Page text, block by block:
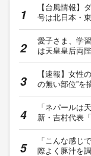
【台風情報
号は北日本・
愛子さま、学
は天皇皇后両
【速報】女性
の無い部位”
「ネパールは
新・吉村代表
「こんな感じ
際よく豚汁を